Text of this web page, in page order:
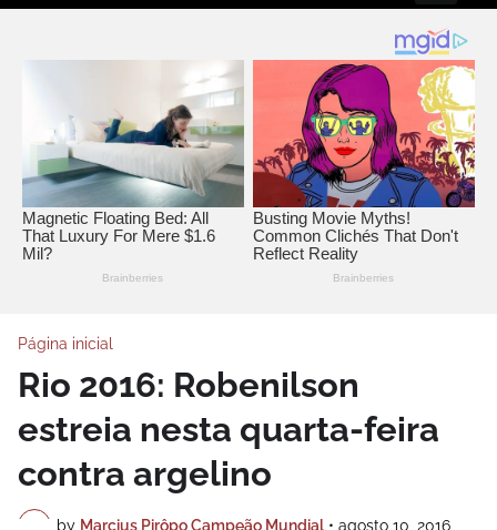
Página inicial
Rio 2016: Robenilson
estreia nesta quarta-feira
contra argelino
by Marcius Pirôpo Campeão Mundial • agosto 10, 2016